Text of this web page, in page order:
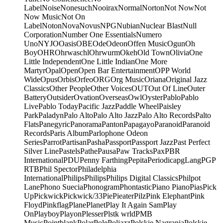
LabelNoiseNonesuchNooiraxNormalNortonNot NowNot
Now MusicNot On
LabelNotonNovaNovusNPGNubianNuclear BlastNull
CorporationNumber One EssentialsNumero
UnoNYJOOasisOBEOdeOdeonOffen MusicOgunOh
BoyOHROhrwaschlOhrwurmOkehOld TownOliviaOne
Little IndependentOne Little IndianOne More
MartyrOpalOpenOpen Bar EntertainmentOPP World
WideOpusOrbisOrfeoORGOrg MusicOrianaOriginal Jazz
ClassicsOther PeopleOther VoicesOUTOut Of LineOuter
BatteryOutsiderOvationOverseasOwlOysterPabloPablo
LivePablo TodayPacific JazzPaddle WheelPaisley
ParkPaladynPalo AltoPalo Alto JazzPalo Alto RecordsPalto
FlatsPanegyricPanoramaPantonPapagayoParanoidParanoid
RecordsParis AlbumParlophone Odeon
SeriesParrotPartisanPashaPassportPassport JazzPast Perfect
Silver LinePastelsPathePausaPaw TracksPaxPBR
InternationalPDUPenny FarthingPepitaPeriodicapgLangPGP
RTBPhil SpectorPhiladelphia
InternationalPhilipsPhilipsPhilips Digital ClassicsPhilpot
LanePhono SueciaPhonogramPhontasticPiano PianoPiasPick
UpPickwickPickwick/33PiePieaterPilzPink ElephantPink
FloydPinkflagPlanePlanetPlay It Again SamPlay
OnPlayboyPlayonPlesserPlstk wrldPMB